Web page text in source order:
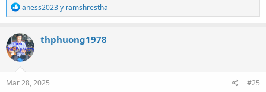
R
e
a
c
t
i
o
n
s
aness2023y ramshrestha
thphuong1978
Mar 28, 2025 #25